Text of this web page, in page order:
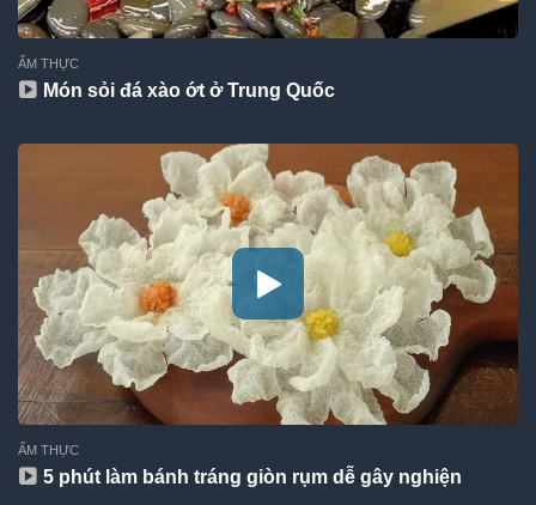
ẨM THỰC
Món sỏi đá xào ớt ở Trung Quốc
ẨM THỰC
5 phút làm bánh tráng giòn rụm dễ gây nghiện